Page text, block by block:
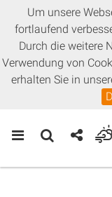
Um unsere
fortlaufend
Durch die weitere
Verwendung von
erhalten Sie in